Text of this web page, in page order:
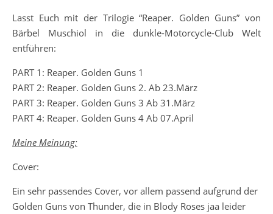
Lasst Euch mit der Trilogie “Reaper. Golden Guns” von
Bärbel Muschiol in die dunkle-Motorcycle-Club Welt
entführen:
PART 1: Reaper. Golden Guns 1
PART 2: Reaper. Golden Guns 2. Ab 23.März
PART 3: Reaper. Golden Guns 3 Ab 31.März
PART 4: Reaper. Golden Guns 4 Ab 07.April
Meine Meinung:
Cover:
Ein sehr passendes Cover, vor allem passend aufgrund der
Golden Guns von Thunder, die in Blody Roses jaa leider